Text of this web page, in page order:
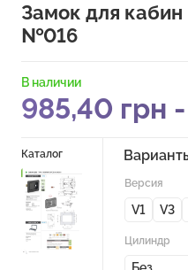
Замок для кабин
№016
В наличии
985,40 грн -
Каталог
Версия
V1 V3
Цилиндр
Без